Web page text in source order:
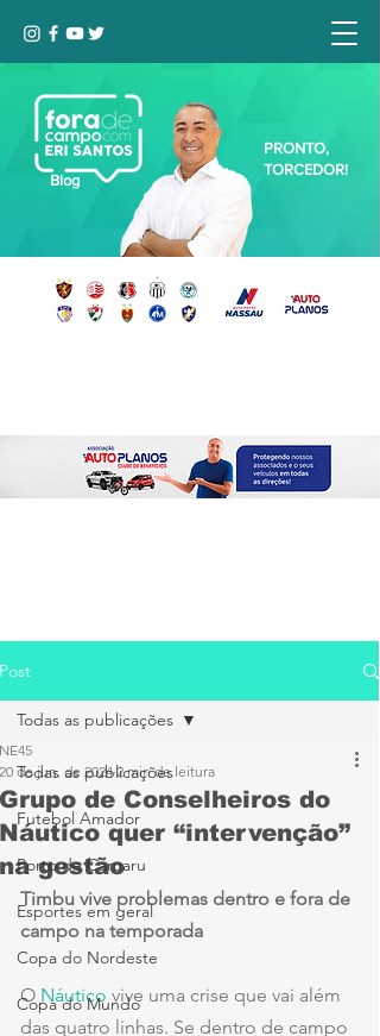
Blog
PRONTO,
TORCEDOR!
Post
Todas as publicações
Futebol Amador
Porto de Caruaru
Esportes em geral
Copa do Nordeste
Copa do Mundo
Todas as publicações
Grupo de Conselheiros do
Náutico quer “intervenção”
na gestão
NE45
20 de jun. de 2024 2 min de leitura
Timbu vive problemas dentro e fora de
campo na temporada
O Náutico vive uma crise que vai além
das quatro linhas. Se dentro de campo